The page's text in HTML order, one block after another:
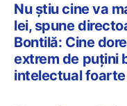
Nu știu cine va
lei, spune
Bontilă: Cine
extrem de puțini
intelectual